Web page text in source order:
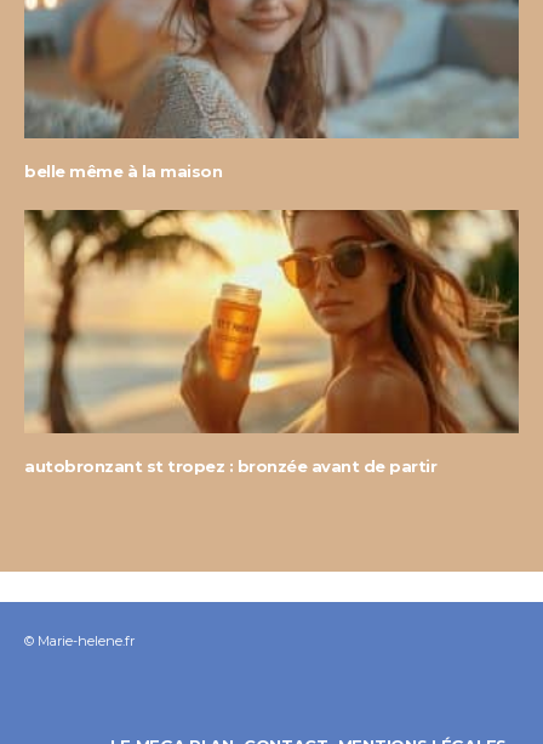
belle même à la maison
autobronzant st tropez : bronzée avant de partir
© Marie-helene.fr